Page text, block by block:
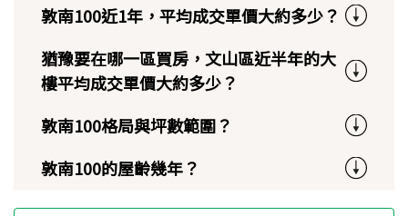
敦南100近1年，平均成交單價大約多少？
猶豫要在哪一區買房，文山區近半年的大
樓平均成交單價大約多少？
敦南100格局與坪數範圍？
敦南100的屋齡幾年？